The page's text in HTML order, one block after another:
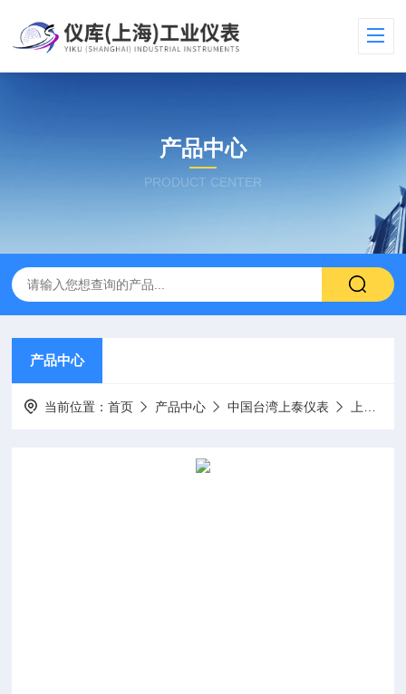
产品中心
PRODUCT CENTER
产品中心
当前位置：首页 产品中心 中国台湾上泰仪表 上泰浊度仪